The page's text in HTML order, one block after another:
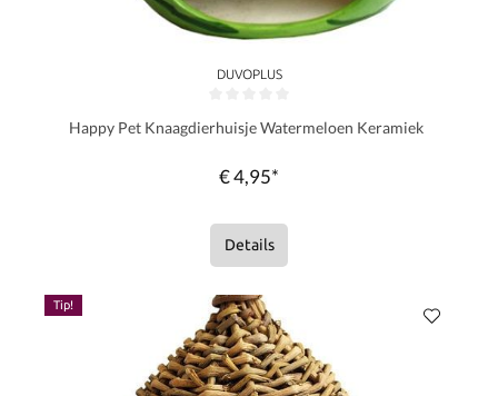
DUVOPLUS
Happy Pet Knaagdierhuisje Watermeloen Keramiek
€ 4,95*
Details
Tip!